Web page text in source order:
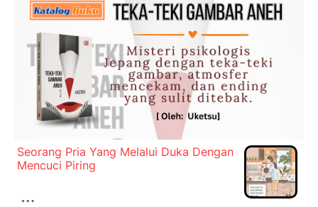
Seorang Pria Yang Melalui Duka Dengan
Mencuci Piring
…